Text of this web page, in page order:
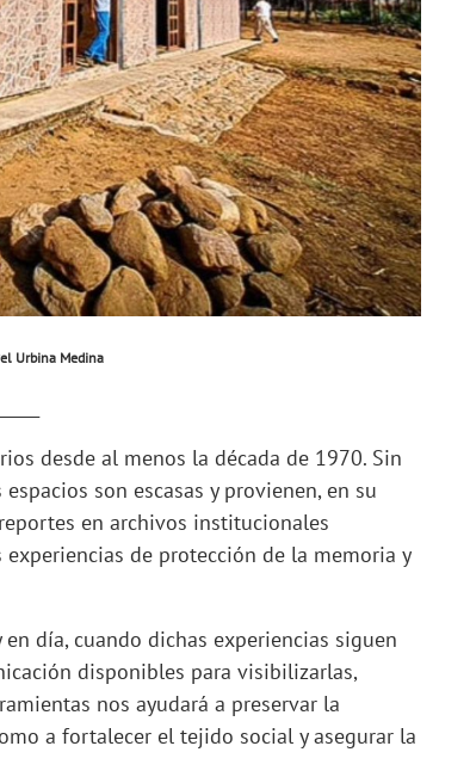
Urbina Medina
desde al menos la década de 1970. Sin
son escasas y provienen, en su
en archivos institucionales
de protección de la memoria y
día, cuando dichas experiencias siguen
disponibles para visibilizarlas,
nos ayudará a preservar la
a fortalecer el tejido social y asegurar la